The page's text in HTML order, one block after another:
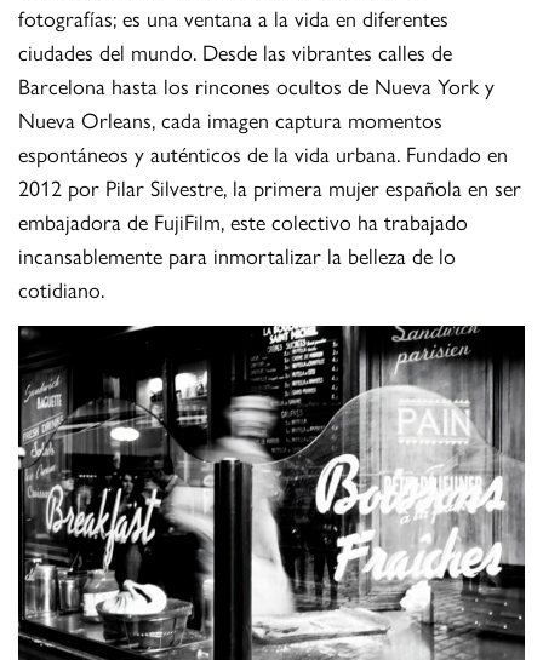
fotografías; es una ventana a la vida en diferentes
ciudades del mundo. Desde las vibrantes calles de
Barcelona hasta los rincones ocultos de Nueva York y
Nueva Orleans, cada imagen captura momentos
espontáneos y auténticos de la vida urbana. Fundado en
2012 por Pilar Silvestre, la primera mujer española en ser
embajadora de FujiFilm, este colectivo ha trabajado
incansablemente para inmortalizar la belleza de lo
cotidiano.